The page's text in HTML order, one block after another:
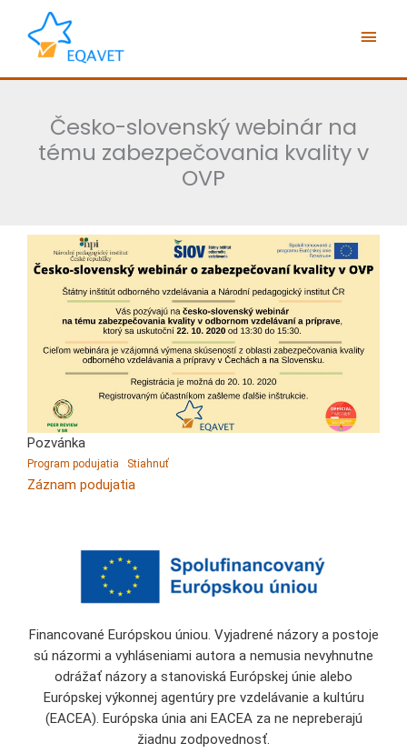
Preskočiť
obsah
Česko-slovenský webinár na
tému zabezpečovania kvality v
OVP
Pozvánka
Program podujatia Stiahnuť
Záznam podujatia
Financované Európskou úniou. Vyjadrené názory a postoje
sú názormi a vyhláseniami autora a nemusia nevyhnutne
odrážať názory a stanoviská Európskej únie alebo
Európskej výkonnej agentúry pre vzdelávanie a kultúru
(EACEA). Európska únia ani EACEA za ne nepreberajú
žiadnu zodpovednosť.